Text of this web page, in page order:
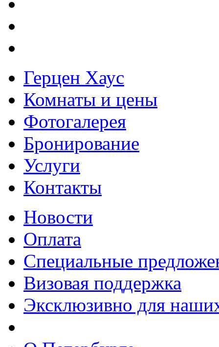
Герцен Хаус
Комнаты и цены
Фотогалерея
Бронирование
Услуги
Контакты
Новости
Оплата
Специальные
Визовая поддержка
Эксклюзивно для